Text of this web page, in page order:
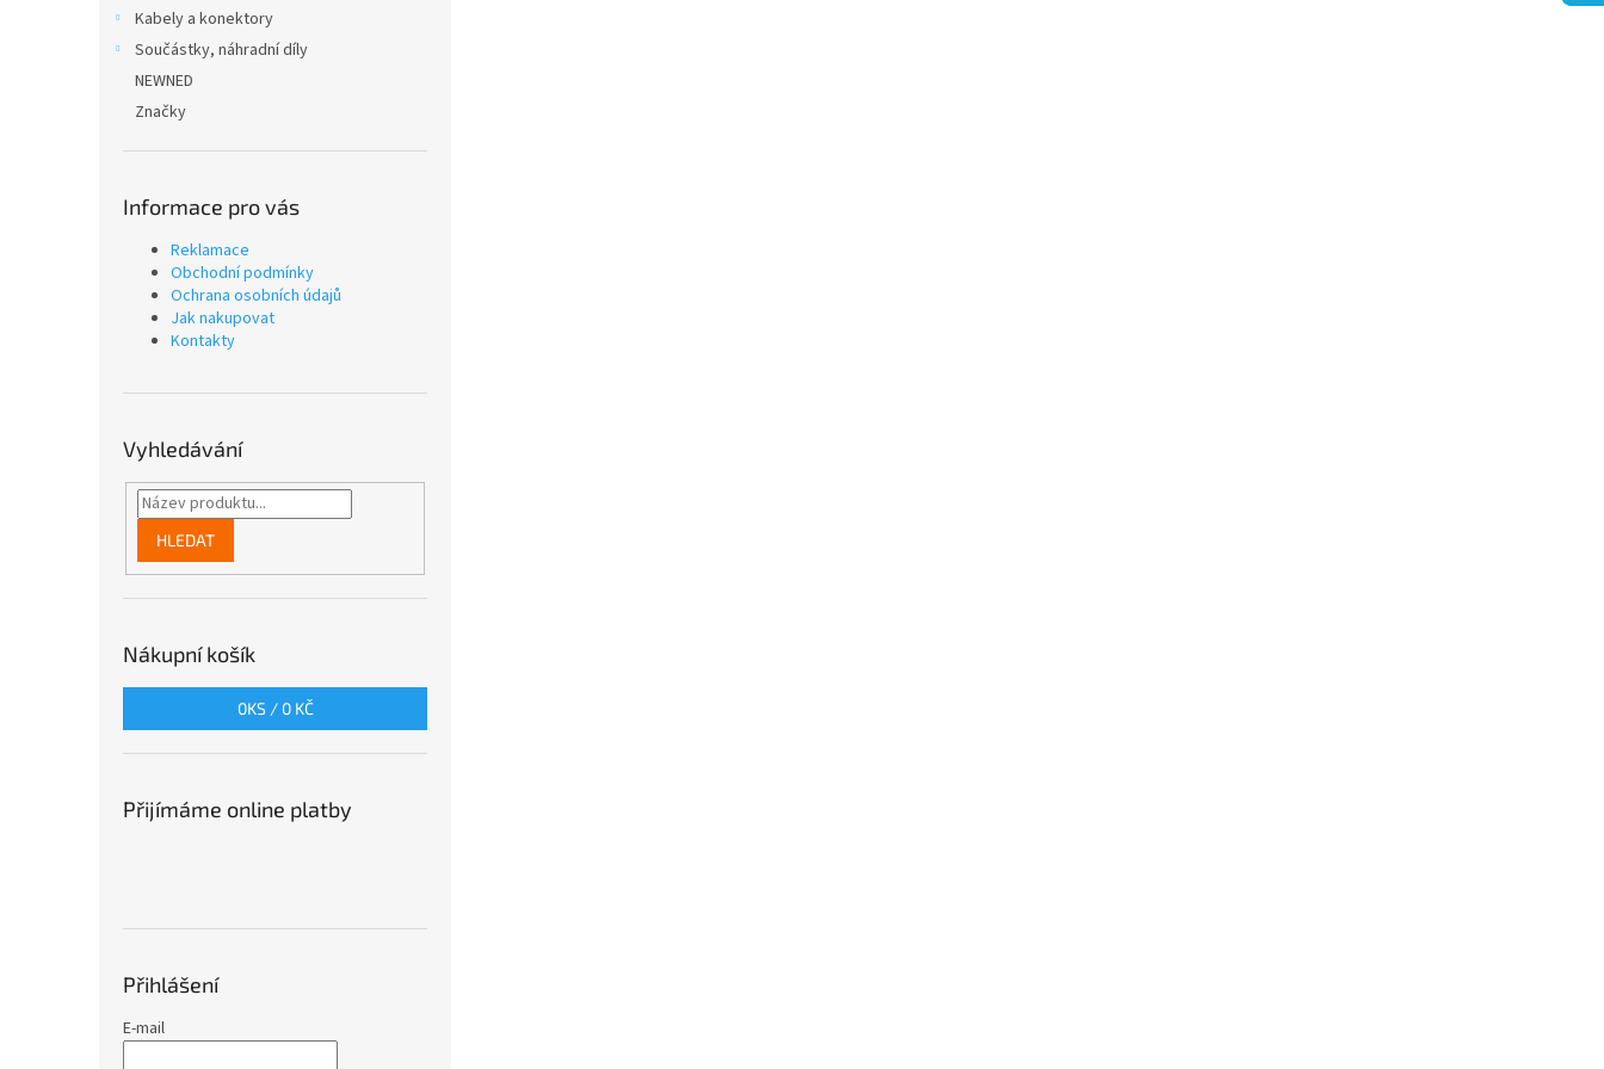
Kabely a konektory
Součástky, náhradní díly
NEWNED
Značky
Informace pro vás
Reklamace
Obchodní podmínky
Ochrana osobních údajů
Jak nakupovat
Kontakty
Vyhledávání
HLEDAT
Nákupní košík
0KS / 0 KČ
Přijímáme online platby
Přihlášení
E-mail